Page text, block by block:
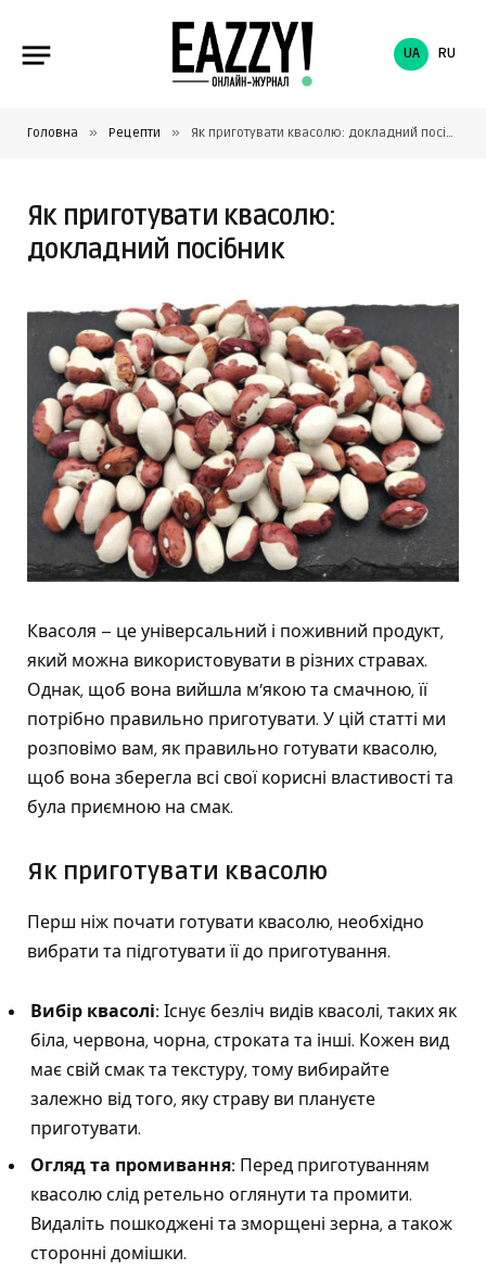
UA RU
Головна » Рецепти » Як приготувати квасолю: докладний посібник
Як приготувати квасолю:
докладний посібник
Квасоля – це універсальний і поживний продукт,
який можна використовувати в різних стравах.
Однак, щоб вона вийшла м’якою та смачною, її
потрібно правильно приготувати. У цій статті ми
розповімо вам, як правильно готувати квасолю,
щоб вона зберегла всі свої корисні властивості та
була приємною на смак.
Як приготувати квасолю
Перш ніж почати готувати квасолю, необхідно
вибрати та підготувати її до приготування.
Вибір квасолі: Існує безліч видів квасолі, таких як
біла, червона, чорна, строката та інші. Кожен вид
має свій смак та текстуру, тому вибирайте
залежно від того, яку страву ви плануєте
приготувати.
Огляд та промивання: Перед приготуванням
квасолю слід ретельно оглянути та промити.
Видаліть пошкоджені та зморщені зерна, а також
сторонні домішки.